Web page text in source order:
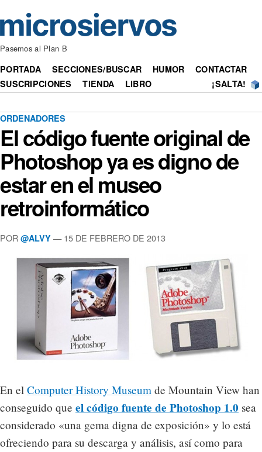
Pasemos al Plan B
PORTADA SECCIONES/BUSCAR HUMOR
CONTACTAR
SUSCRIPCIONES
TIENDA LIBRO ¡SALTA!
ORDENADORES
El código fuente original de
Photoshop ya es digno de
estar en el museo
retroinformático
POR @ALVY — 15 DE FEBRERO DE 2013
En el Computer History Museum de Mountain View han
conseguido que el código fuente de Photoshop 1.0 sea
considerado «una gema digna de exposición» y lo está
ofreciendo para su descarga y análisis, así como para